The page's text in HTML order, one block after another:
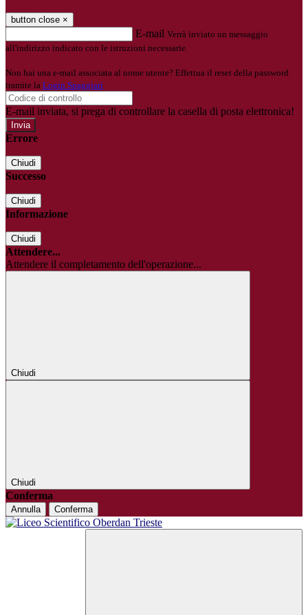
button close ×
E-mail Verrà inviato un messaggio
all'indirizzo indicato con le istruzioni necessarie.
Non hai una e-mail associata al nome utente? Effettua il reset della password
tramite la Login Spaggiari
E-mail inviata, si prega di controllare la casella di posta elettronica!
Errore
Chiudi
Successo
Chiudi
Informazione
Chiudi
Attendere...
Attendere il completamento dell'operazione...
Chiudi
Chiudi
Conferma
Annulla Conferma